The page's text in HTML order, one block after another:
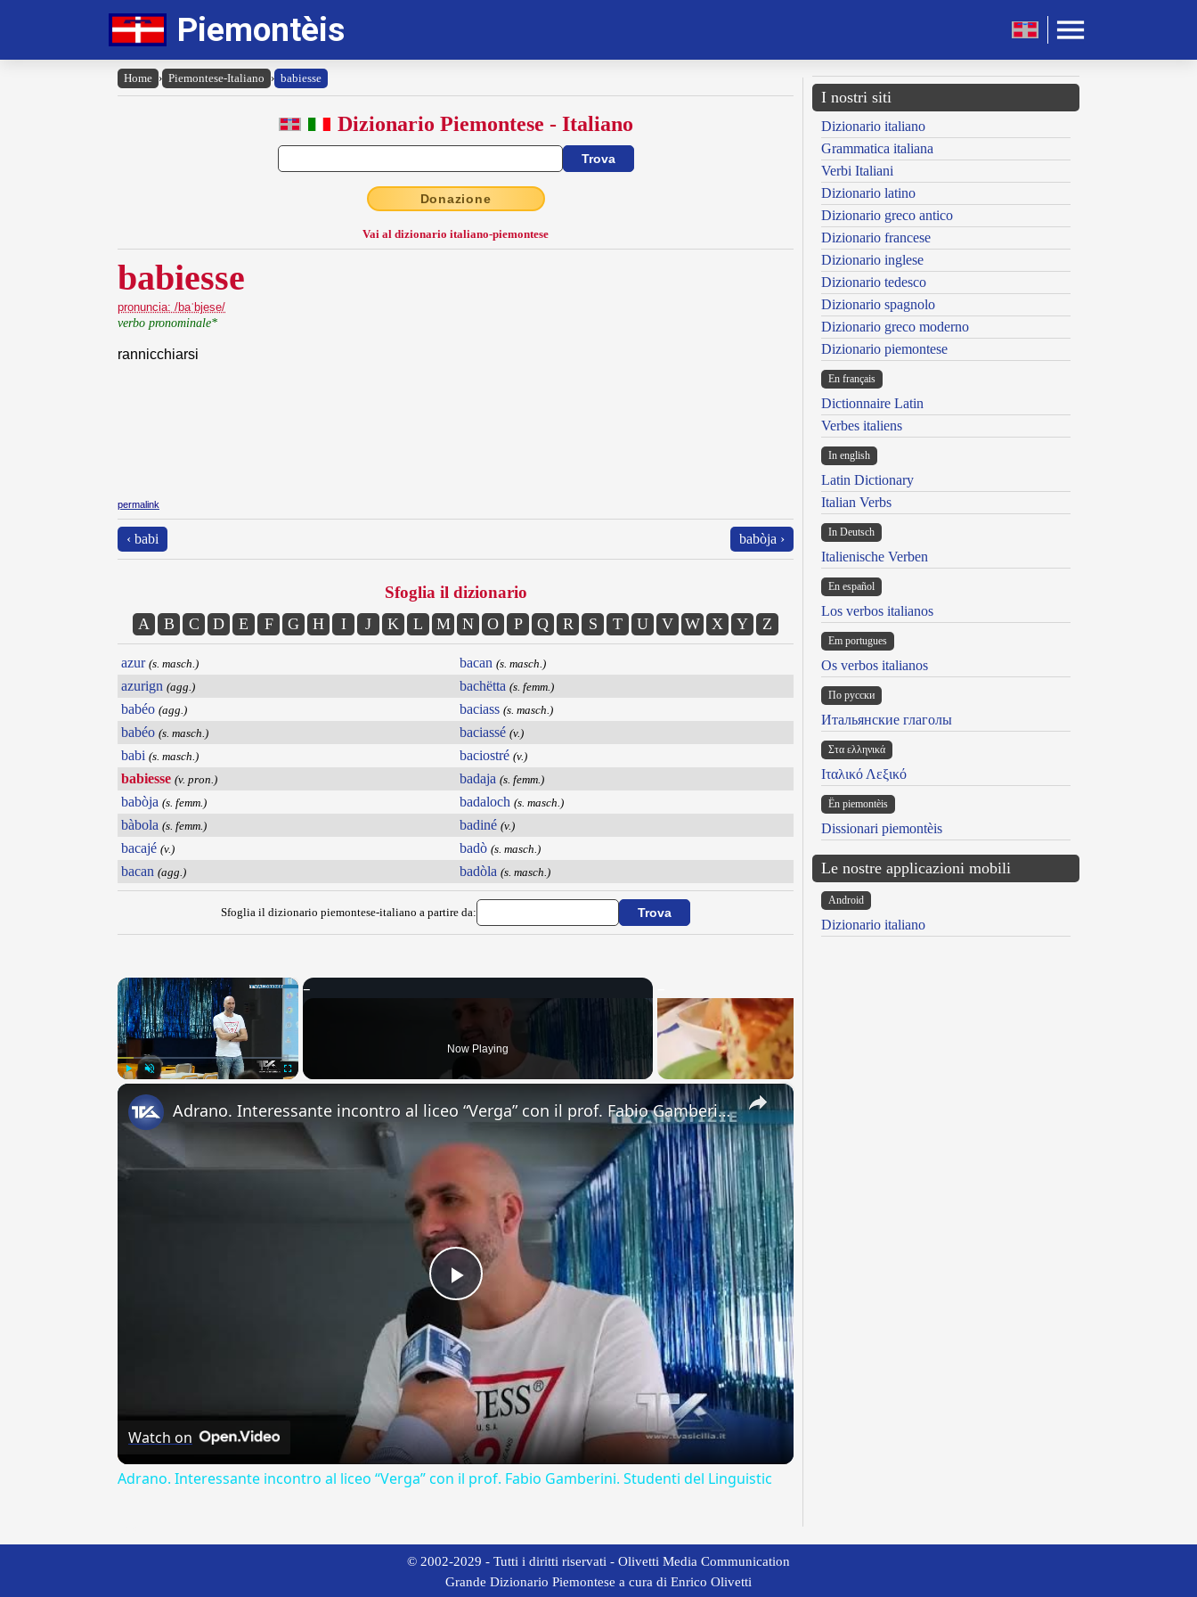
Piemontèis
Home › Piemontese-Italiano › babiesse
Dizionario Piemontese - Italiano
Donazione
Vai al dizionario italiano-piemontese
babiesse
pronuncia: /baˈbjese/
verbo pronominale*
rannicchiarsi
permalink
‹ babi babòja ›
Sfoglia il dizionario
A B C D E F G H I J K L M N O P Q R S T U V W X Y Z
azur (s. masch.)
azurign (agg.)
babéo (agg.)
babéo (s. masch.)
babi (s. masch.)
babiesse (v. pron.)
babòja (s. femm.)
bàbola (s. femm.)
bacajé (v.)
bacan (agg.)
bacan (s. masch.)
bachëtta (s. femm.)
baciass (s. masch.)
baciassé (v.)
baciostré (v.)
badaja (s. femm.)
badaloch (s. masch.)
badiné (v.)
badò (s. masch.)
badòla (s. masch.)
Sfoglia il dizionario piemontese-italiano a partire da:
×
Now Playing
×
Play
Video
Adrano. Interessante incontro al liceo “Verga” con il prof. Fabio Gamberini. Studenti del Linguistic
Watch on
Adrano. Interessante incontro al liceo “Verga” con il prof. Fabio Gamberini. Studenti del Linguistic
I nostri siti
Dizionario italiano
Grammatica italiana
Verbi Italiani
Dizionario latino
Dizionario greco antico
Dizionario francese
Dizionario inglese
Dizionario tedesco
Dizionario spagnolo
Dizionario greco moderno
Dizionario piemontese
En français
Dictionnaire Latin
Verbes italiens
In english
Latin Dictionary
Italian Verbs
In Deutsch
Italienische Verben
En español
Los verbos italianos
Em portugues
Os verbos italianos
По русски
Итальянские глаголы
Στα ελληνικά
Ιταλικό Λεξικό
Ën piemontèis
Dissionari piemontèis
Le nostre applicazioni mobili
Android
Dizionario italiano
© 2002-2029 - Tutti i diritti riservati - Olivetti Media Communication
Grande Dizionario Piemontese a cura di Enrico Olivetti